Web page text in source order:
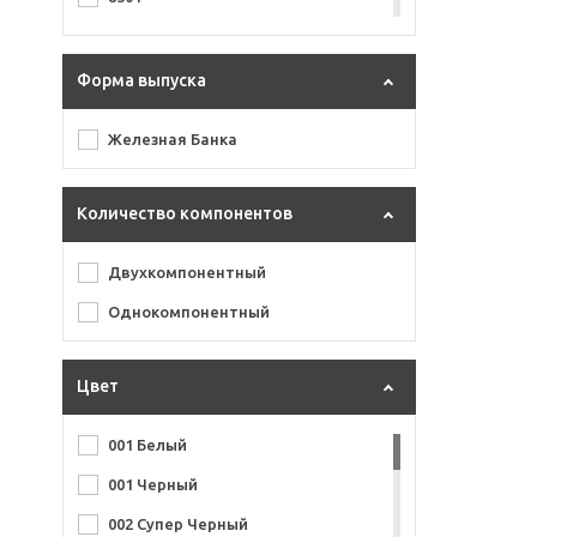
900 г
Форма выпуска
Железная Банка
Количество компонентов
Двухкомпонентный
Однокомпонентный
Цвет
001 Белый
001 Черный
002 Супер Черный